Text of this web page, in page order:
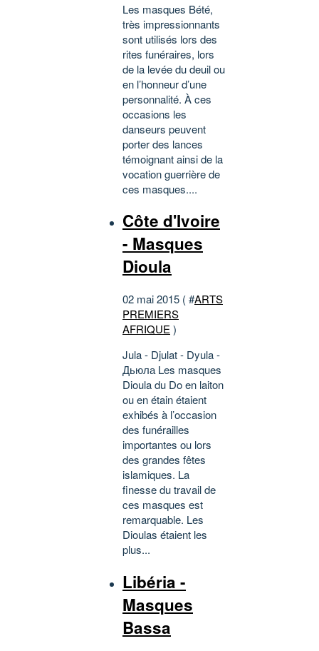
Les masques Bété,
très impressionnants
sont utilisés lors des
rites funéraires, lors
de la levée du deuil ou
en l’honneur d’une
personnalité. À ces
occasions les
danseurs peuvent
porter des lances
témoignant ainsi de la
vocation guerrière de
ces masques....
Côte d'Ivoire
- Masques
Dioula
02 mai 2015 ( #ARTS
PREMIERS
AFRIQUE )
Jula - Djulat - Dyula -
Дьюла Les masques
Dioula du Do en laiton
ou en étain étaient
exhibés à l’occasion
des funérailles
importantes ou lors
des grandes fêtes
islamiques. La
finesse du travail de
ces masques est
remarquable. Les
Dioulas étaient les
plus...
Libéria -
Masques
Bassa